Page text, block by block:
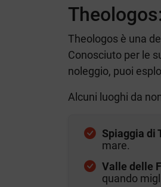
Theologos è una
Conosciuto per le
noleggio, puoi
Alcuni luoghi da
Spiaggia di
mare.
Valle delle
quando